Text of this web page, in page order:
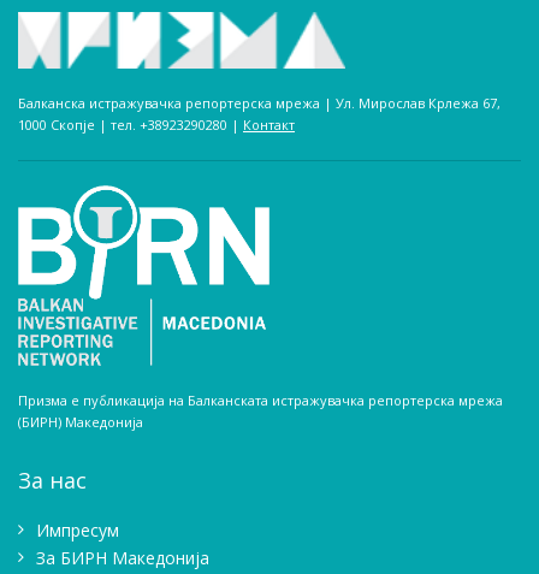
Балканска истражувачка репортерска мрежа | Ул. Мирослав Крлежа 67,
1000 Скопје | тел. +38923290280­ | Контакт
Призма е публикација на Балканската истражувачка репортерска мрежа
(БИРН) Македонија
За нас
Импресум
Зa БИРН Македонија